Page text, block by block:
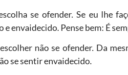
se ofender. Se eu lhe
envaidecido. Pense bem: É
não se ofender. Da
se sentir envaidecido.